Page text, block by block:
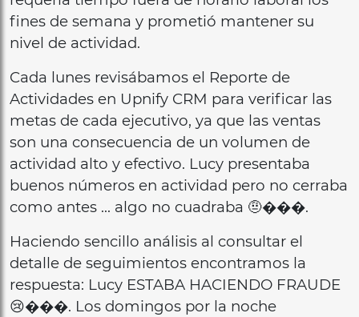
fines de semana y prometió mantener su
nivel de actividad.
Cada lunes revisábamos el Reporte de
Actividades en Upnify CRM para verificar las
metas de cada ejecutivo, ya que las ventas
son una consecuencia de un volumen de
actividad alto y efectivo. Lucy presentaba
buenos números en actividad pero no cerraba
como antes … algo no cuadraba 🤨���.
Haciendo sencillo análisis al consultar el
detalle de seguimientos encontramos la
respuesta: Lucy ESTABA HACIENDO FRAUDE
😢���. Los domingos por la noche